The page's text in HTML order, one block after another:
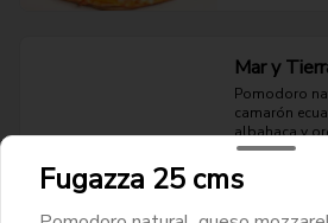
Mar y
Pomodoro
camarón
albahaca y
Fugazza 25 cms